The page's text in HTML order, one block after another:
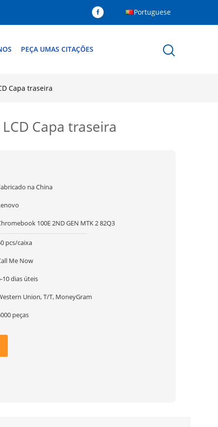
Portuguese
PEÇA UMAS CITAÇÕES
Capa traseira
Capa traseira
na China
100E 2ND GEN MTK 2 82Q3
pcs/caixa
Me Now
10 dias úteis
Union, T/T, MoneyGram
peças